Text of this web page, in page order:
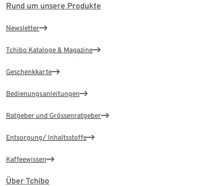
Rund um unsere Produkte
Newsletter
Tchibo Kataloge & Magazine
Geschenkkarte
Bedienungsanleitungen
Ratgeber und Grössenratgeber
Entsorgung/ Inhaltsstoffe
Kaffeewissen
Über Tchibo